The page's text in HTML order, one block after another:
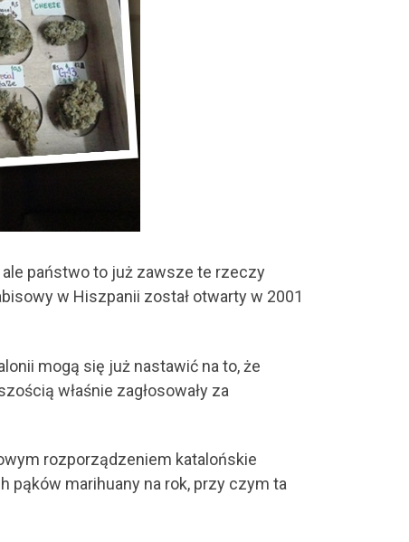
państwo to już zawsze te rzeczy
w Hiszpanii został otwarty w 2001
mogą się już nastawić na to, że
właśnie zagłosowały za
rozporządzeniem katalońskie
pąków marihuany na rok, przy czym ta